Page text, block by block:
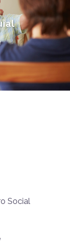
Social